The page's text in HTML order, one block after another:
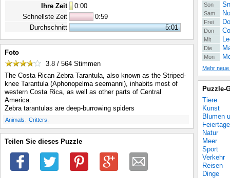
Ihre Zeit
0:00
Schnellste Zeit
0:59
Durchschnitt
5:01
Foto
3.8 / 564 Stimmen
The Costa Rican Zebra Tarantula, also known as the Striped-
knee Tarantula (Aphonopelma seemanni), inhabits most of
western Costa Rica, as well as other parts of Central
America.
Zebra tarantulas are deep-burrowing spiders
Animals Critters
Teilen Sie dieses Puzzle
Son
Sam
Frei
Don
Mit
Die
Mon
Mehr
Puzzle-
Tiere
Kunst
Blumen
Feiertage
Natur
Meer
Sport
Verkehr
Reisen
Dinge